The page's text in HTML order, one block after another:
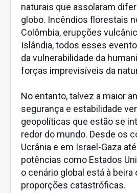
naturais que assolaram
globo. Incêndios florestais
Colômbia, erupções
Islândia, todos esses
da vulnerabilidade da
forças imprevisíveis da
No entanto, talvez a maior
segurança e estabilidade
geopolíticas que estão se
redor do mundo. Desde os
Ucrânia e em Israel-Gaza
potências como Estados
o cenário global está à beira
proporções catastróficas.